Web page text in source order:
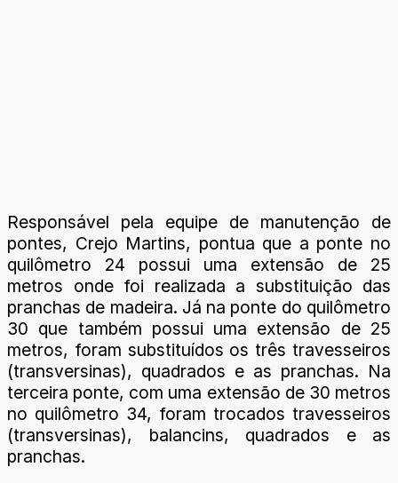
Responsável pela equipe de manutenção de
pontes, Crejo Martins, pontua que a ponte no
quilômetro 24 possui uma extensão de 25
metros onde foi realizada a substituição das
pranchas de madeira. Já na ponte do quilômetro
30 que também possui uma extensão de 25
metros, foram substituídos os três travesseiros
(transversinas), quadrados e as pranchas. Na
terceira ponte, com uma extensão de 30 metros
no quilômetro 34, foram trocados travesseiros
(transversinas), balancins, quadrados e as
pranchas.